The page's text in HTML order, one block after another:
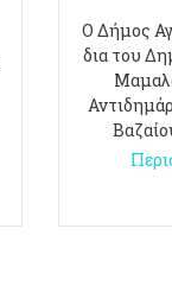
Ο Δήμος
δια του